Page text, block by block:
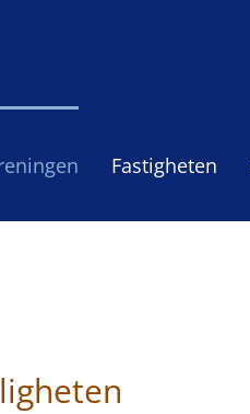
Fastigheten